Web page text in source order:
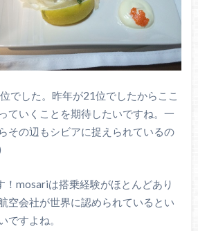
でした。昨年が21位でしたからここ
ていくことを期待したいですね。一
その辺もシビアに捉えられているの
！mosariは搭乗経験がほとんどあり
空会社が世界に認められているとい
ですよね。